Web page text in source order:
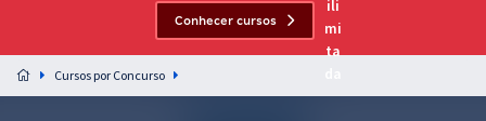
Preparação completa e intensiva para as principais
residências em saúde do Brasil
Conhecer cursos
Cursos por Concurso